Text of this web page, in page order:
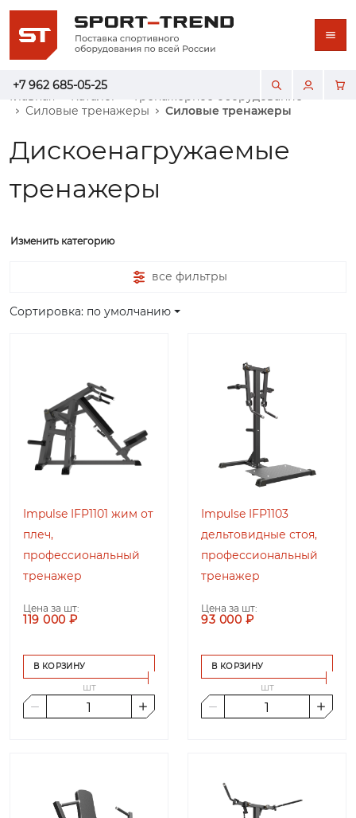
+7 962 685-05-25
Главная Каталог
Тренажерное оборудование
Силовые тренажеры
Силовые тренажеры
Дискоенагружаемые
тренажеры
Изменить категорию
все фильтры
Сортировка: по умолчанию
Impulse IFP1101 жим от
плеч,
профессиональный
тренажер
Цена за шт:
119 000 ₽
В КОРЗИНУ
шт
Impulse IFP1103
дельтовидные стоя,
профессиональный
тренажер
Цена за шт:
93 000 ₽
В КОРЗИНУ
шт